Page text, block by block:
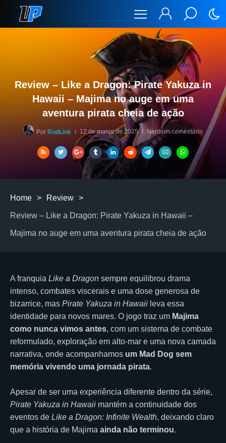
Review – Like a Dragon: Pirate Yakuza in
Hawaii – Majima no auge em uma
aventura pirata cheia de ação
Por RodLink 12 de março de 2025 Nenhum comentário
Home > Review >
Review – Like a Dragon: Pirate Yakuza in Hawaii –
Majima no auge em uma aventura pirata cheia de ação
A franquia Like a Dragon sempre equilibrou drama
intenso, combates viscerais e uma dose generosa de
bizarrice, mas Pirate Yakuza in Hawaii leva essa
identidade para novos mares. O jogo traz um Majima
como nunca vimos antes, com um sistema de combate
reformulado, exploração em alto-mar e uma nova camada
narrativa, onde acompanhamos um Mad Dog sem
memória vivendo uma jornada pirata.
Apesar de ser uma experiência diferente dentro da série,
Pirate Yakuza in Hawaii mantém a continuidade dos
eventos de Like a Dragon: Infinite Wealth, deixando claro
que a história de Majima ainda não terminou.